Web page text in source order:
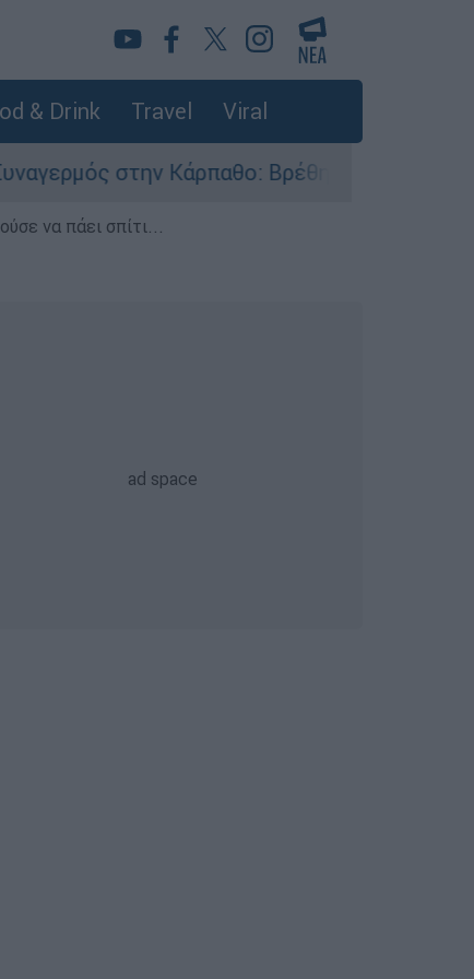
& Drink Travel Viral
Κάρπαθο: Βρέθηκαν παλιά πυρομαχικά
να πάει σπίτι...